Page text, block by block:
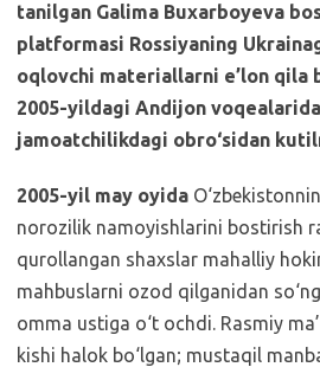
tanilgan Galima Buxarboyeva
platformasi Rossiyaning
oqlovchi materiallarni e’lon qila
2005-yildagi Andijon
jamoatchilikdagi obro‘sidan
2005-yil may oyida
norozilik namoyishlarini bostirish
qurollangan shaxslar mahalliy
mahbuslarni ozod qilganidan
omma ustiga o‘t ochdi. Rasmiy
kishi halok bo‘lgan; mustaqil